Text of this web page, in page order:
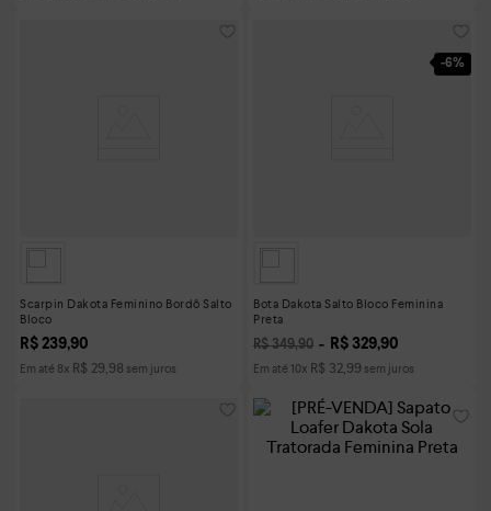
Scarpin Dakota Feminino Bordô Salto
Bloco
R$ 239,90
Em até 8x R$ 29,98 sem juros
-6%
Bota Dakota Salto Bloco Feminina
Preta
R$ 349,90 R$ 329,90
Em até10x R$ 32,99 sem juros